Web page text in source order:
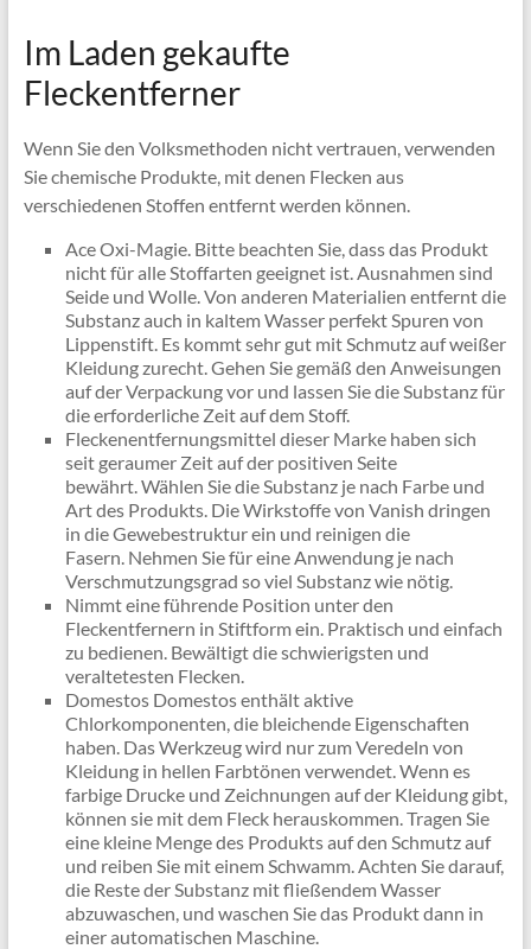
Im Laden gekaufte
Fleckentferner
Wenn Sie den Volksmethoden nicht vertrauen, verwenden
Sie chemische Produkte, mit denen Flecken aus
verschiedenen Stoffen entfernt werden können.
Ace Oxi-Magie. Bitte beachten Sie, dass das Produkt
nicht für alle Stoffarten geeignet ist. Ausnahmen sind
Seide und Wolle. Von anderen Materialien entfernt die
Substanz auch in kaltem Wasser perfekt Spuren von
Lippenstift. Es kommt sehr gut mit Schmutz auf weißer
Kleidung zurecht. Gehen Sie gemäß den Anweisungen
auf der Verpackung vor und lassen Sie die Substanz für
die erforderliche Zeit auf dem Stoff.
Fleckenentfernungsmittel dieser Marke haben sich
seit geraumer Zeit auf der positiven Seite
bewährt. Wählen Sie die Substanz je nach Farbe und
Art des Produkts. Die Wirkstoffe von Vanish dringen
in die Gewebestruktur ein und reinigen die
Fasern. Nehmen Sie für eine Anwendung je nach
Verschmutzungsgrad so viel Substanz wie nötig.
Nimmt eine führende Position unter den
Fleckentfernern in Stiftform ein. Praktisch und einfach
zu bedienen. Bewältigt die schwierigsten und
veraltetesten Flecken.
Domestos Domestos enthält aktive
Chlorkomponenten, die bleichende Eigenschaften
haben. Das Werkzeug wird nur zum Veredeln von
Kleidung in hellen Farbtönen verwendet. Wenn es
farbige Drucke und Zeichnungen auf der Kleidung gibt,
können sie mit dem Fleck herauskommen. Tragen Sie
eine kleine Menge des Produkts auf den Schmutz auf
und reiben Sie mit einem Schwamm. Achten Sie darauf,
die Reste der Substanz mit fließendem Wasser
abzuwaschen, und waschen Sie das Produkt dann in
einer automatischen Maschine.